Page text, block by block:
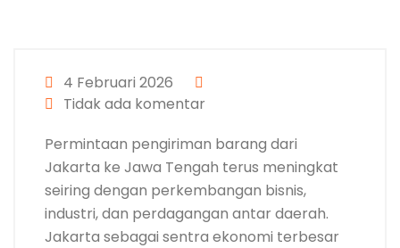
4 Februari 2026
Tidak ada komentar
Permintaan pengiriman barang dari
Jakarta ke Jawa Tengah terus meningkat
seiring dengan perkembangan bisnis,
industri, dan perdagangan antar daerah.
Jakarta sebagai sentra ekonomi terbesar